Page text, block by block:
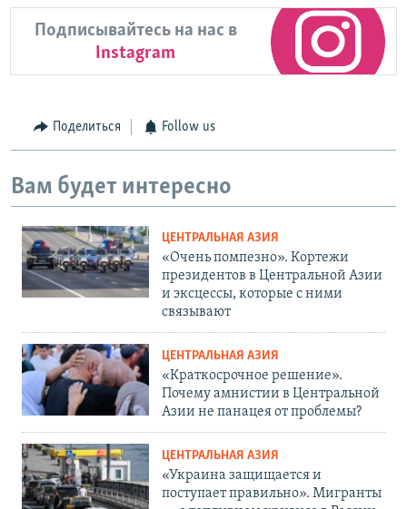
Подписывайтесь на нас в
Instagram
Поделиться Follow us
Вам будет интересно
ЦЕНТРАЛЬНАЯ АЗИЯ
«Очень помпезно». Кортежи
президентов в Центральной Азии
и эксцессы, которые с ними
связывают
ЦЕНТРАЛЬНАЯ АЗИЯ
«Краткосрочное решение».
Почему амнистии в Центральной
Азии не панацея от проблемы?
ЦЕНТРАЛЬНАЯ АЗИЯ
«Украина защищается и
поступает правильно». Мигранты